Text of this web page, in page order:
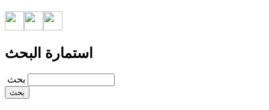
استمارة البحث
‏بحث ‏